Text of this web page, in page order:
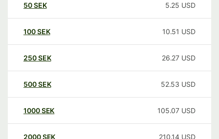
50SEK 5.25 USD
100SEK 10.51 USD
250SEK 26.27 USD
500SEK 52.53 USD
1000SEK 105.07 USD
2000SEK 210.14 USD